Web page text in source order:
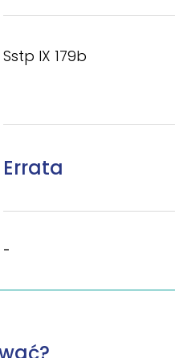
Sstp IX 179b
Errata
-